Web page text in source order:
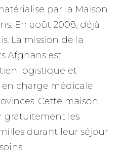
par la Maison
. En août 2008, déjà
La mission de la
Afghans est
logistique et
en charge médicale
. Cette maison
gratuitement les
durant leur séjour